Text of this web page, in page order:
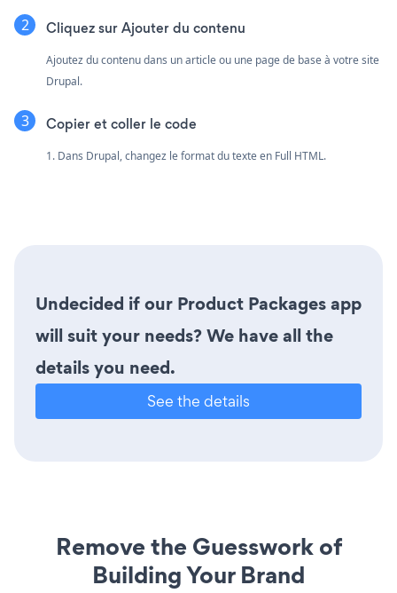
Cliquez sur Ajouter du contenu
Ajoutez du contenu dans un article ou une page de base à votre site
Drupal.
Copier et coller le code
1. Dans Drupal, changez le format du texte en Full HTML.
Undecided if our Product Packages app
will suit your needs? We have all the
details you need.
See the details
Remove the Guesswork of
Building Your Brand